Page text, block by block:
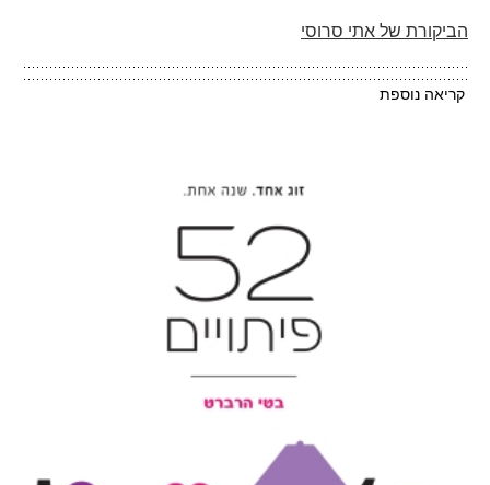
הביקורת של אתי סרוסי
קריאה נוספת